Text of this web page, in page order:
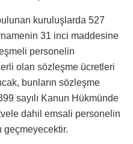
kuruluşlarda 527
31 inci maddesine
personelin
olan sözleşme ücretleri
bunların sözleşme
sayılı Kanun Hükmünde
dahil emsali personelin
geçmeyecektir.